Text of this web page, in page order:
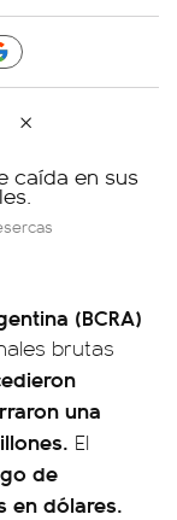
(BCRA)
brutas
una
El
de
en dólares.